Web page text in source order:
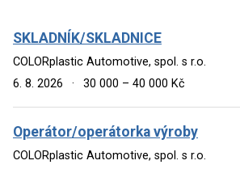
SKLADNÍK/SKLADNICE
COLORplastic Automotive, spol. s r.o.
6. 8. 2026
· 30 000 – 40 000 Kč
Operátor/operátorka výroby
COLORplastic Automotive, spol. s r.o.